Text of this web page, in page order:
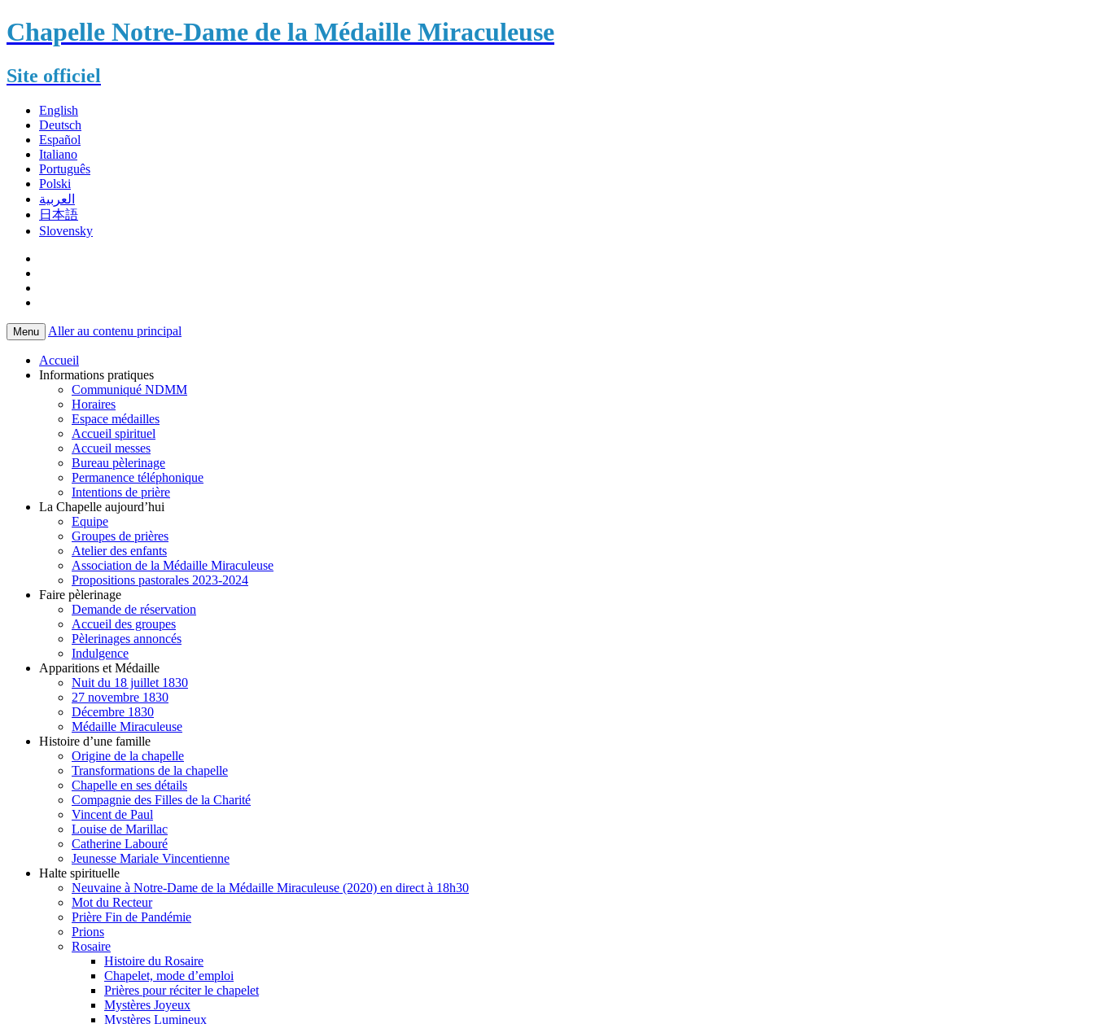
Chapelle Notre-Dame de la Médaille Miraculeuse
Site officiel
English
Deutsch
Español
Italiano
Português
Polski
العربية
日本語
Slovensky
Menu Aller au contenu principal
Accueil
Informations pratiques
Communiqué NDMM
Horaires
Espace médailles
Accueil spirituel
Accueil messes
Bureau pèlerinage
Permanence téléphonique
Intentions de prière
La Chapelle aujourd’hui
Equipe
Groupes de prières
Atelier des enfants
Association de la Médaille Miraculeuse
Propositions pastorales 2023-2024
Faire pèlerinage
Demande de réservation
Accueil des groupes
Pèlerinages annoncés
Indulgence
Apparitions et Médaille
Nuit du 18 juillet 1830
27 novembre 1830
Décembre 1830
Médaille Miraculeuse
Histoire d’une famille
Origine de la chapelle
Transformations de la chapelle
Chapelle en ses détails
Compagnie des Filles de la Charité
Vincent de Paul
Louise de Marillac
Catherine Labouré
Jeunesse Mariale Vincentienne
Halte spirituelle
Neuvaine à Notre-Dame de la Médaille Miraculeuse (2020) en direct à 18h30
Mot du Recteur
Prière Fin de Pandémie
Prions
Rosaire
Histoire du Rosaire
Chapelet, mode d’emploi
Prières pour réciter le chapelet
Mystères Joyeux
Mystères Lumineux